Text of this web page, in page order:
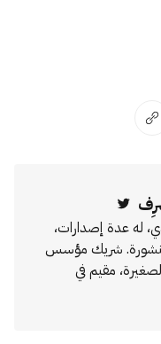
الإيميل
انسخ الرابط
له عدة إصدارات،
شريك مؤسس
مقيم في